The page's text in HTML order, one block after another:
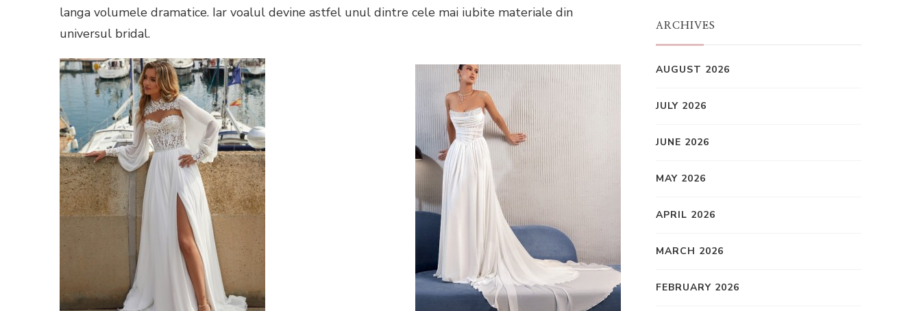
langa volumele dramatice. Iar voalul devine astfel unul dintre cele mai iubite materiale din
universul bridal.
ARCHIVES
AUGUST 2026
JULY 2026
JUNE 2026
MAY 2026
APRIL 2026
MARCH 2026
FEBRUARY 2026